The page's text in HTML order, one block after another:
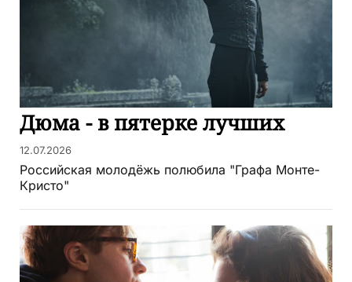
Дюма - в пятерке лучших
12.07.2026
Российская молодёжь полюбила "Графа Монте-
Кристо"